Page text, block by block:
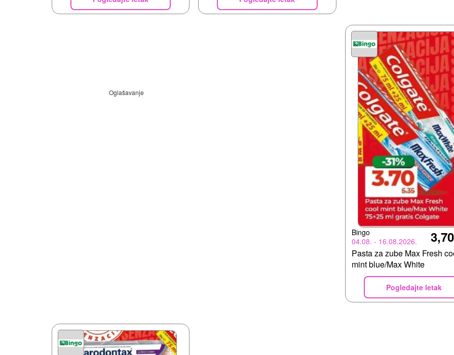
Oglašavanje
Bingo
04.08. - 16.08.2026.
Pasta za zube Max Fresh
mint blue/Max White
Pogledajte letak